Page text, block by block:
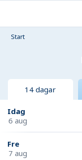
Start
14 dagar
Idag
6 aug
Fre
7 aug